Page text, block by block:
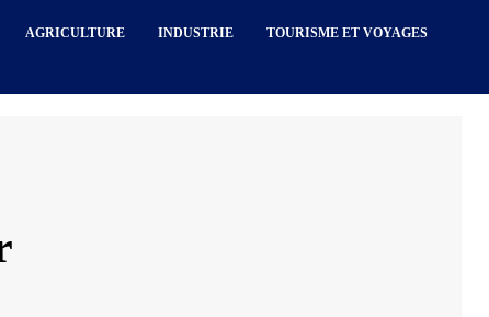
AGRICULTURE INDUSTRIE TOURISME ET VOYAGES